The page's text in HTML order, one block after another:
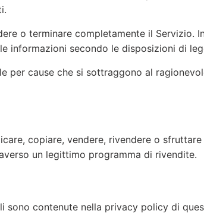
o terminare completamente il
informazioni secondo le disposizioni di
per cause che si sottraggono al
copiare, vendere, rivendere o
un legittimo programma di rivendite.
sono contenute nella privacy policy di